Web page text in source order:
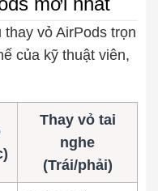
vỏ AirPods trọn
của kỹ thuật viên,
Thay vỏ tai
nghe
(Trái/phải)